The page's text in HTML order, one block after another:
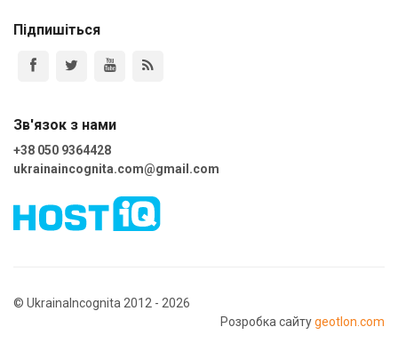
Підпишіться
Зв'язок з нами
+38 050 9364428
ukrainaincognita.com@gmail.com
© UkrainaIncognita 2012 - 2026
Розробка сайтуgeotlon.com